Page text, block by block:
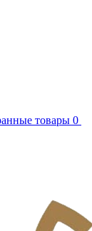
товары 0